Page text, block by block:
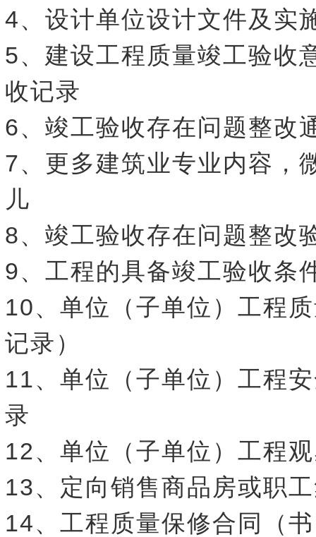
4、设计单位设计文件及实
5、建设工程质量竣工验收
收记录
6、竣工验收存在问题整改
7、更多建筑业专业内容，
儿
8、竣工验收存在问题整改
9、工程的具备竣工验收条
10、单位（子单位）工程
记录）
11、单位（子单位）工程
录
12、单位（子单位）工程
13、定向销售商品房或职
14、工程质量保修合同（